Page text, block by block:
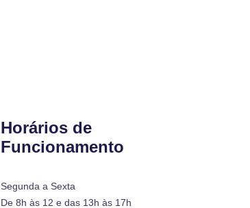
Horários de
Funcionamento
Segunda a Sexta
De 8h às 12 e das 13h às 17h